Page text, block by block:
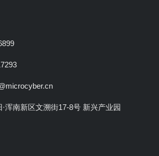
·浑南新区文溯街17-8号 新兴产业园